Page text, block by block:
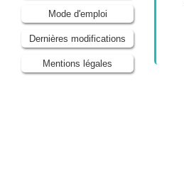
Mode d'emploi
Dernières modifications
Mentions légales